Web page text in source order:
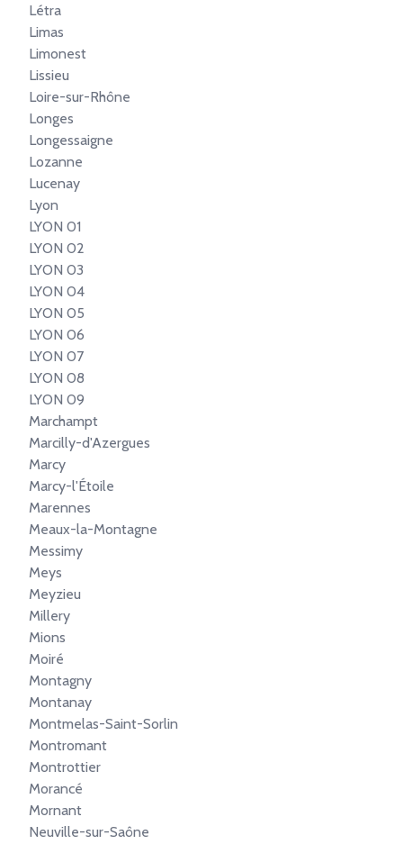
Létra
Limas
Limonest
Lissieu
Loire-sur-Rhône
Longes
Longessaigne
Lozanne
Lucenay
Lyon
LYON 01
LYON 02
LYON 03
LYON 04
LYON 05
LYON 06
LYON 07
LYON 08
LYON 09
Marchampt
Marcilly-d'Azergues
Marcy
Marcy-l'Étoile
Marennes
Meaux-la-Montagne
Messimy
Meys
Meyzieu
Millery
Mions
Moiré
Montagny
Montanay
Montmelas-Saint-Sorlin
Montromant
Montrottier
Morancé
Mornant
Neuville-sur-Saône